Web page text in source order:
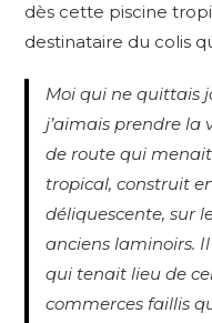
dès cette piscine
destinataire du colis
Moi qui ne quittais
j’aimais prendre la
de route qui
tropical, construit
déliquescente, sur
anciens laminoirs.
qui tenait lieu de
commerces faillis